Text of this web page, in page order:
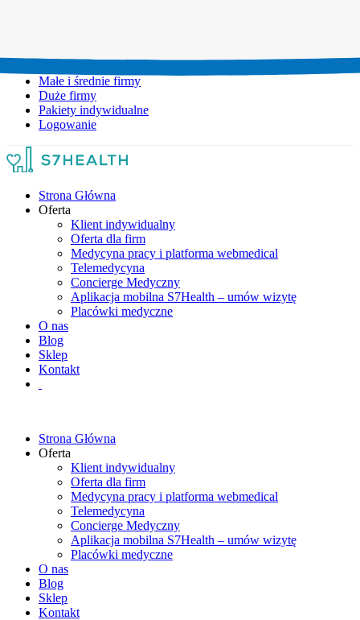
Małe i średnie firmy
Duże firmy
Pakiety indywidualne
Logowanie
Strona Główna
Oferta
Klient indywidualny
Oferta dla firm
Medycyna pracy i platforma webmedical
Telemedycyna
Concierge Medyczny
Aplikacja mobilna S7Health – umów wizytę
Placówki medyczne
O nas
Blog
Sklep
Kontakt
Strona Główna
Oferta
Klient indywidualny
Oferta dla firm
Medycyna pracy i platforma webmedical
Telemedycyna
Concierge Medyczny
Aplikacja mobilna S7Health – umów wizytę
Placówki medyczne
O nas
Blog
Sklep
Kontakt